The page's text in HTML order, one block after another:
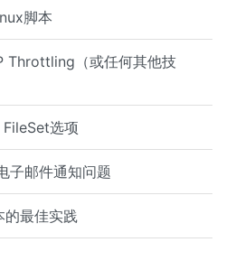
脚本
Throttling（或任何其他技
选项
子邮件通知问题
的最佳实践